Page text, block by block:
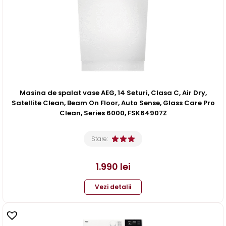
Masina de spalat vase AEG, 14 Seturi, Clasa C, Air Dry,
Satellite Clean, Beam On Floor, Auto Sense, Glass Care Pro
Clean, Series 6000, FSK64907Z
Stare:
1.990 lei
Vezi detalii